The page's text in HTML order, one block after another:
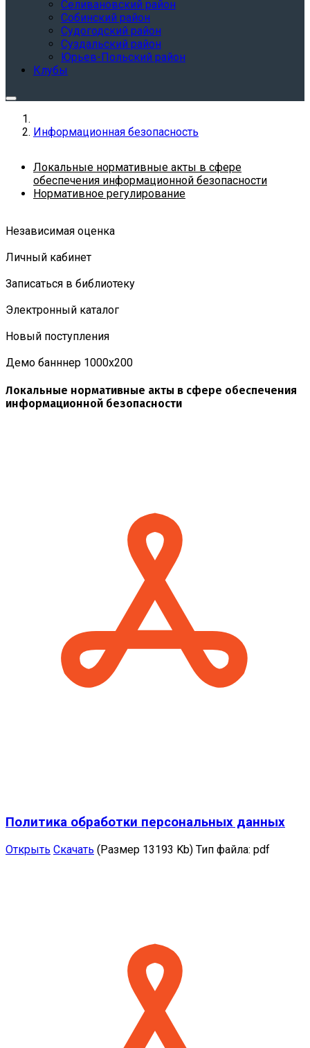
Селивановский район
Собинский район
Судогодский район
Суздальский район
Юрьев-Польский район
Клубы
Информационная безопасность
Локальные нормативные акты в сфере
обеспечения информационной безопасности
Нормативное регулирование
Независимая оценка
Личный кабинет
Записаться в библиотеку
Электронный каталог
Новый поступления
Демо банннер 1000х200
Локальные нормативные акты в сфере обеспечения
информационной безопасности
Политика обработки персональных данных
Открыть Скачать (Размер 13193 Kb) Тип файла: pdf